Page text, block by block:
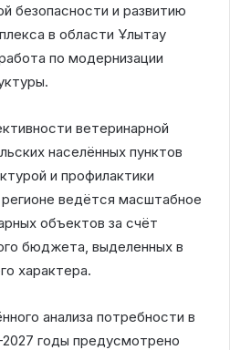
безопасности и развитию
в области Ұлытау
по модернизации
ветеринарной
населённых пунктов
и профилактики
ведётся масштабное
объектов за счёт
бюджета, выделенных в
характера.
анализа потребности в
годы предусмотрено